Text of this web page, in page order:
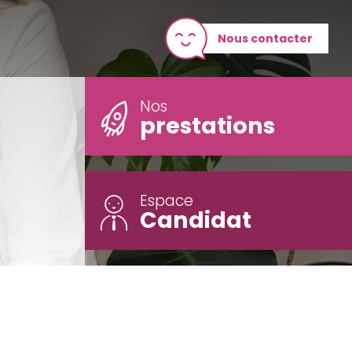
Nous contacter
Nos
prestations
Espace
Candidat